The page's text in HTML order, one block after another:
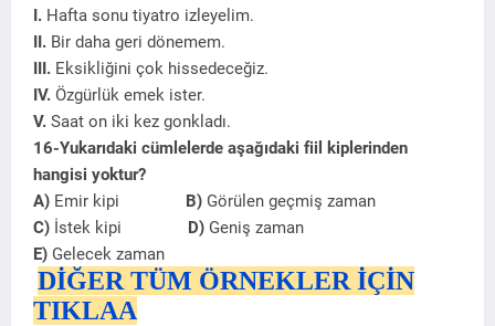
I. Hafta sonu tiyatro izleyelim.
II. Bir daha geri dönemem.
III. Eksikliğini çok hissedeceğiz.
IV. Özgürlük emek ister.
V. Saat on iki kez gonkladı.
16-Yukarıdaki cümlelerde aşağıdaki fiil kiplerinden
hangisi yoktur?
A) Emir kipi B) Görülen geçmiş zaman
C) İstek kipi D) Geniş zaman
E) Gelecek zaman
DİĞER TÜM ÖRNEKLER İÇİN
TIKLAA